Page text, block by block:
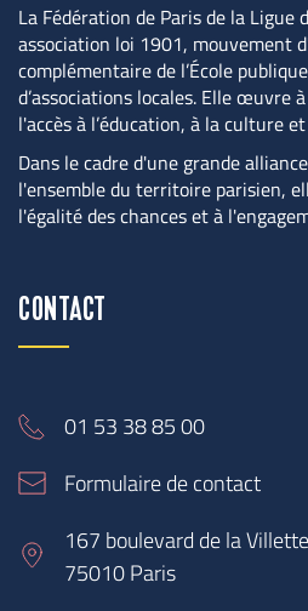
La Fédération de Paris de la Ligue
association loi 1901, mouvement
complémentaire de l’École
d’associations locales. Elle œuvre
l'accès à l’éducation, à la culture
Dans le cadre d'une grande
l'ensemble du territoire parisien,
l'égalité des chances et à
CONTACT
01 53 38 85 00
Formulaire de contact
167 boulevard de la Villette
75010 Paris